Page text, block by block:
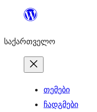
შიგთავსზე
საქართველო
თემები
ჩადგმები